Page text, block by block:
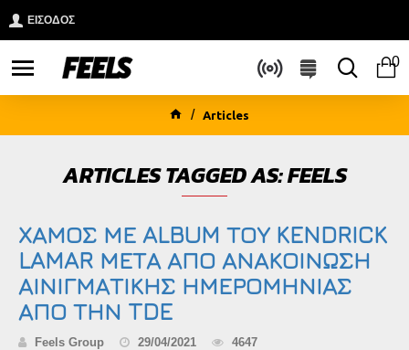
ΕΙΣΟΔΟΣ
0
Articles
ARTICLES TAGGED AS: FEELS
ΧΑΜΟΣ ΜΕ ALBUM ΤΟΥ KENDRICK
LAMAR ΜΕΤΑ ΑΠΟ ΑΝΑΚΟΙΝΩΣΗ
ΑΙΝΙΓΜΑΤΙΚΗΣ ΗΜΕΡΟΜΗΝΙΑΣ
ΑΠΟ ΤΗΝ TDE
Feels Group 29/04/2021 4647